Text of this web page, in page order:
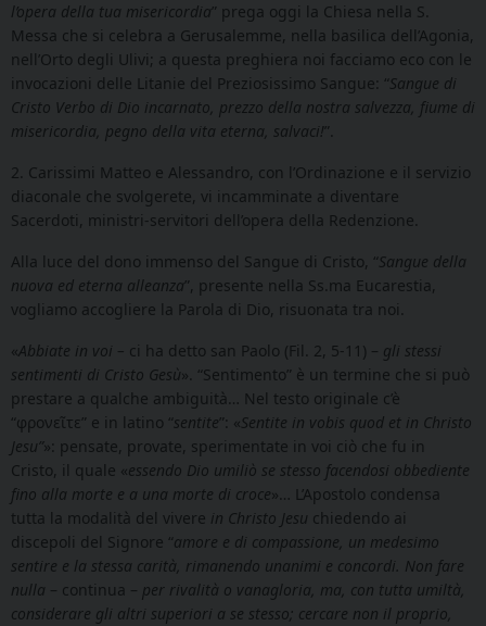
l’opera della tua misericordia” prega oggi la Chiesa nella S.
Messa che si celebra a Gerusalemme, nella basilica dell’Agonia,
nell’Orto degli Ulivi; a questa preghiera noi facciamo eco con le
invocazioni delle Litanie del Preziosissimo Sangue: “Sangue di
Cristo Verbo di Dio incarnato, prezzo della nostra salvezza, fiume di
misericordia, pegno della vita eterna, salvaci!”.
2. Carissimi Matteo e Alessandro, con l’Ordinazione e il servizio
diaconale che svolgerete, vi incamminate a diventare
Sacerdoti, ministri-servitori dell’opera della Redenzione.
Alla luce del dono immenso del Sangue di Cristo, “Sangue della
nuova ed eterna alleanza”, presente nella Ss.ma Eucarestia,
vogliamo accogliere la Parola di Dio, risuonata tra noi.
«Abbiate in voi – ci ha detto san Paolo (Fil. 2, 5-11) – gli stessi
sentimenti di Cristo Gesù». “Sentimento” è un termine che si può
prestare a qualche ambiguità… Nel testo originale c’è
“φρονεῖτε” e in latino “sentite”: «Sentite in vobis quod et in Christo
Jesu”»: pensate, provate, sperimentate in voi ciò che fu in
Cristo, il quale «essendo Dio umiliò se stesso facendosi obbediente
fino alla morte e a una morte di croce»… L’Apostolo condensa
tutta la modalità del vivere in Christo Jesu chiedendo ai
discepoli del Signore “amore e di compassione, un medesimo
sentire e la stessa carità, rimanendo unanimi e concordi. Non fare
nulla – continua – per rivalità o vanagloria, ma, con tutta umiltà,
considerare gli altri superiori a se stesso; cercare non il proprio,